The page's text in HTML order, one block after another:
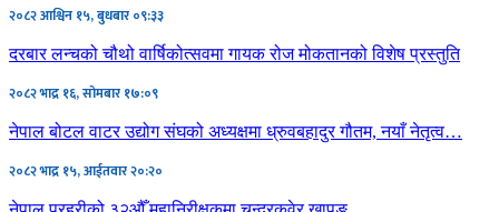
२०८२ आश्विन १५, बुधबार ०९:३३
दरबार लन्चको चौथो वार्षिकोत्सवमा गायक रोज मोकतानको विशेष प्रस्तुति
२०८२ भाद्र १६, सोमबार १७:०९
नेपाल बोटल वाटर उद्योग संघको अध्यक्षमा ध्रुवबहादुर गौतम, नयाँ नेतृत्व…
२०८२ भाद्र १५, आईतवार २०:२०